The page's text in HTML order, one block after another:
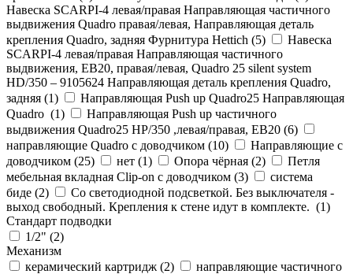
Навеска SCARPI-4 левая/правая Направляющая частичного
выдвижения Quadro правая/левая, Направляющая деталь
крепления Quadro, задняя Фурнитура Hettich (5)
Навеска
SCARPI-4 левая/правая Направляющая частичного
выдвижения, ЕВ20, правая/левая, Quadro 25 silent system
HD/350 – 9105624 Направляющая деталь крепления Quadro,
задняя (1)
Направляющая Push up Quadro25 Направляющая
Quadro (1)
Направляющая Push up частичного
выдвижения Quadro25 НР/350 ,левая/правая, ЕВ20 (6)
направляющие Quadro с доводчиком (10)
Направляющие с
доводчиком (25) нет (1) Опора чёрная (2)
Петля
мебельная вкладная Clip-on с доводчиком (3)
система
биде (2)
Со светодиодной подсветкой. Без выключателя -
выход свободный. Крепления к стене идут в комплекте. (1)
Стандарт подводки
1/2" (2)
Механизм
керамический картридж (2)
направляющие частичного